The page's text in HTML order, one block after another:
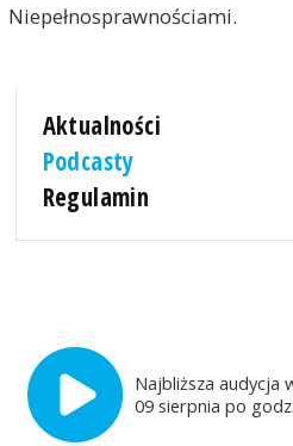
Niepełnosprawnościami.
Aktualności
Podcasty
Regulamin
Najbliższa audycja
09 sierpnia po